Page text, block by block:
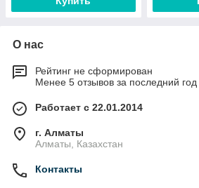
О нас
Рейтинг не сформирован
Менее 5 отзывов за последний год
Работает с 22.01.2014
г. Алматы
Алматы, Казахстан
Контакты